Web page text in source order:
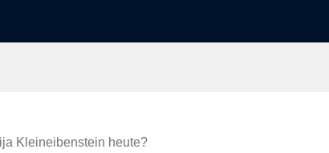
Kleineibenstein heute?